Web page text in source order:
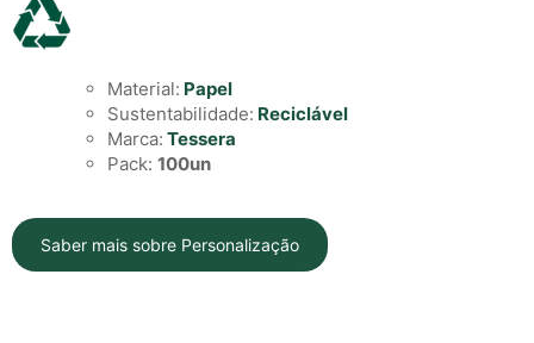
Material: Papel
Sustentabilidade: Reciclável
Marca: Tessera
Pack: 100un
Saber mais sobre Personalização